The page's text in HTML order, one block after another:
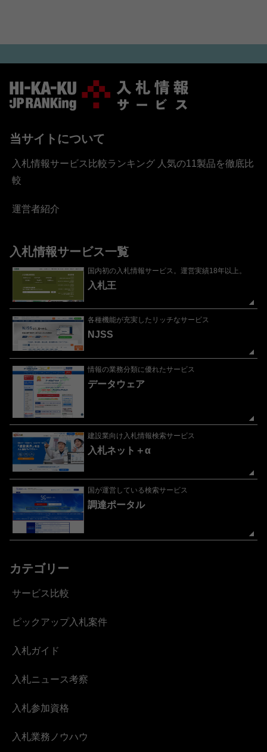
当サイトについて
入札情報サービス比較ランキング 人気の11製品を徹底比
較
運営者紹介
入札情報サービス一覧
国内初の入札情報サービス。運営実績18年以上。
入札王
各種機能が充実したリッチなサービス
NJSS
情報の業務分類に優れたサービス
データウェア
建設業向け入札情報検索サービス
入札ネット＋α
国が運営している検索サービス
調達ポータル
カテゴリー
サービス比較
ピックアップ入札案件
入札ガイド
入札ニュース考察
入札参加資格
入札業務ノウハウ